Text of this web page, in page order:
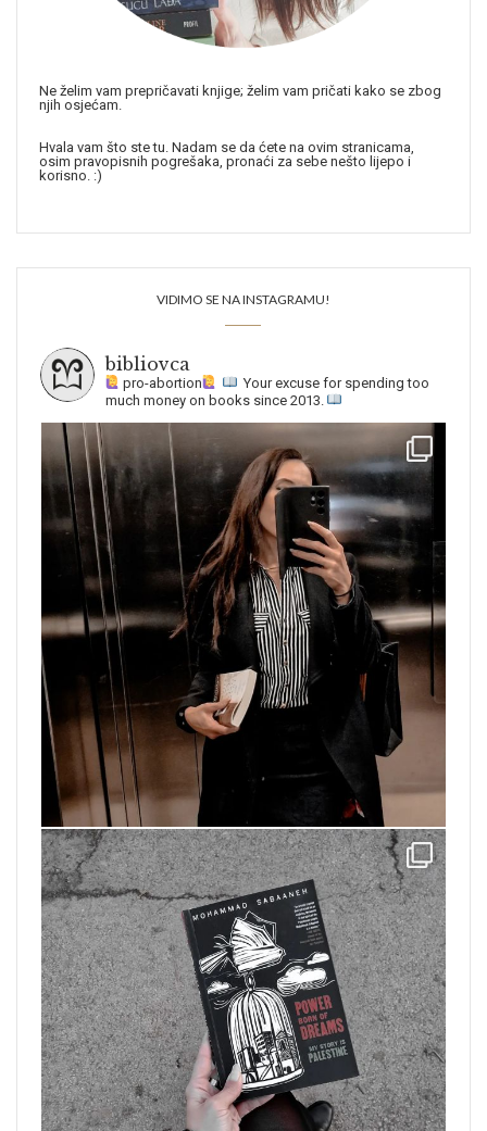
Ne želim vam prepričavati knjige; želim vam pričati kako se zbog
njih osjećam.
Hvala vam što ste tu. Nadam se da ćete na ovim stranicama,
osim pravopisnih pogrešaka, pronaći za sebe nešto lijepo i
korisno. :)
VIDIMO SE NA INSTAGRAMU!
bibliovca
pro-abortion
Your excuse for spending too
much money on books since 2013.